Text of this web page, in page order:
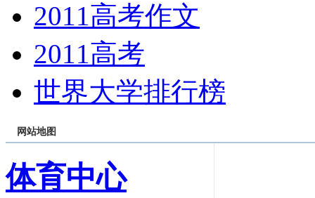
2011高考作文
2011高考
世界大学排行榜
网站地图
体育中心